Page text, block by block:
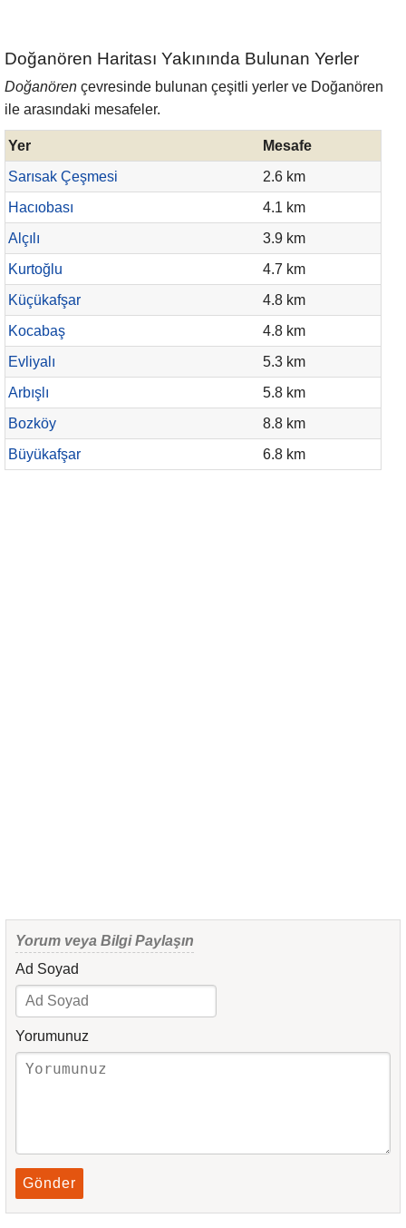
Doğanören Haritası Yakınında Bulunan Yerler
Doğanören çevresinde bulunan çeşitli yerler ve Doğanören
ile arasındaki mesafeler.
Yer
Mesafe
Sarısak Çeşmesi
2.6 km
Hacıobası
4.1 km
Alçılı
3.9 km
Kurtoğlu
4.7 km
Küçükafşar
4.8 km
Kocabaş
4.8 km
Evliyalı
5.3 km
Arbışlı
5.8 km
Bozköy
8.8 km
Büyükafşar
6.8 km
Yorum veya Bilgi Paylaşın
Ad Soyad
Yorumunuz
Gönder